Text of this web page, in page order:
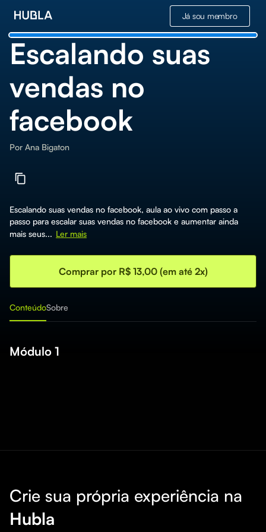
Já sou membro
Escalando suas
vendas no
facebook
Por Ana Bigaton
Escalando suas vendas no facebook, aula ao vivo com passo a
passo para escalar suas vendas no facebook e aumentar ainda
mais seus... Ler mais
Comprar por R$ 13,00 (em até 2x)
ConteúdoSobre
Módulo 1
Crie sua própria experiência na
Hubla